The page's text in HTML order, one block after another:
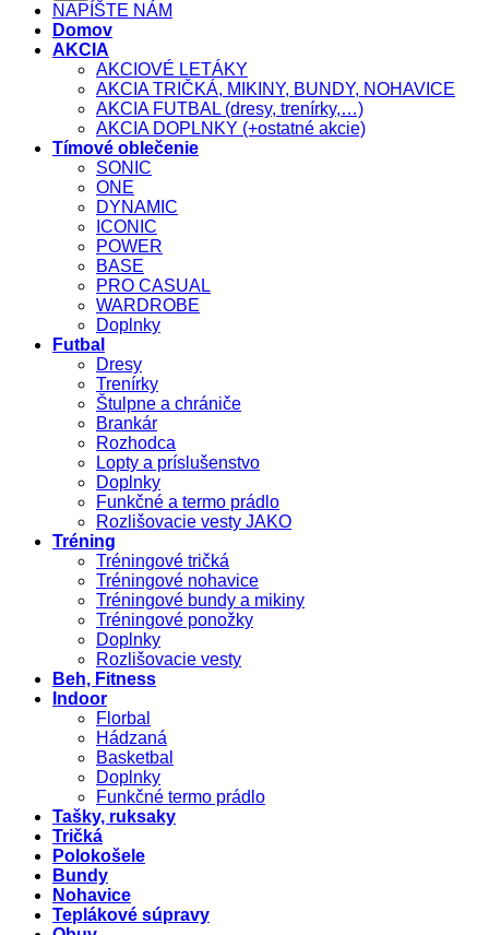
NAPÍŠTE NÁM
Domov
AKCIA
AKCIOVÉ LETÁKY
AKCIA TRIČKÁ, MIKINY, BUNDY, NOHAVICE
AKCIA FUTBAL (dresy, trenírky,…)
AKCIA DOPLNKY (+ostatné akcie)
Tímové oblečenie
SONIC
ONE
DYNAMIC
ICONIC
POWER
BASE
PRO CASUAL
WARDROBE
Doplnky
Futbal
Dresy
Trenírky
Štulpne a chrániče
Brankár
Rozhodca
Lopty a príslušenstvo
Doplnky
Funkčné a termo prádlo
Rozlišovacie vesty JAKO
Tréning
Tréningové tričká
Tréningové nohavice
Tréningové bundy a mikiny
Tréningové ponožky
Doplnky
Rozlišovacie vesty
Beh, Fitness
Indoor
Florbal
Hádzaná
Basketbal
Doplnky
Funkčné termo prádlo
Tašky, ruksaky
Tričká
Polokošele
Bundy
Nohavice
Teplákové súpravy